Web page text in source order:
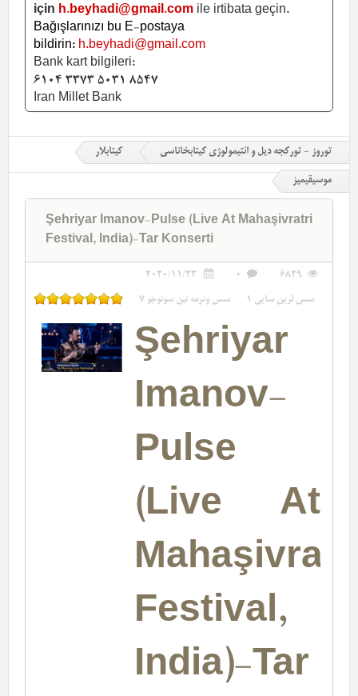
için h.beyhadi@gmail.com ile irtibata geçin.
Bağışlarınızı bu E-postaya
bildirin: h.beyhadi@gmail.com
Bank kart bilgileri:
6104 3373 5031 8547
Iran Millet Bank
توروز - تورکجه دیل و ائتیمولوژی کیتابخاناسی کیتابلار
موسیقیمیز
Şehriyar Imanov-Pulse (Live At Mahaşivratri
Festival, India)-Tar Konserti
6829
0
2020/11/23
سس لرین سایی 1 سس وئرمه نین سونوجو 7
Şehriyar
Imanov-
Pulse
(Live At
Festival,
India)-Tar